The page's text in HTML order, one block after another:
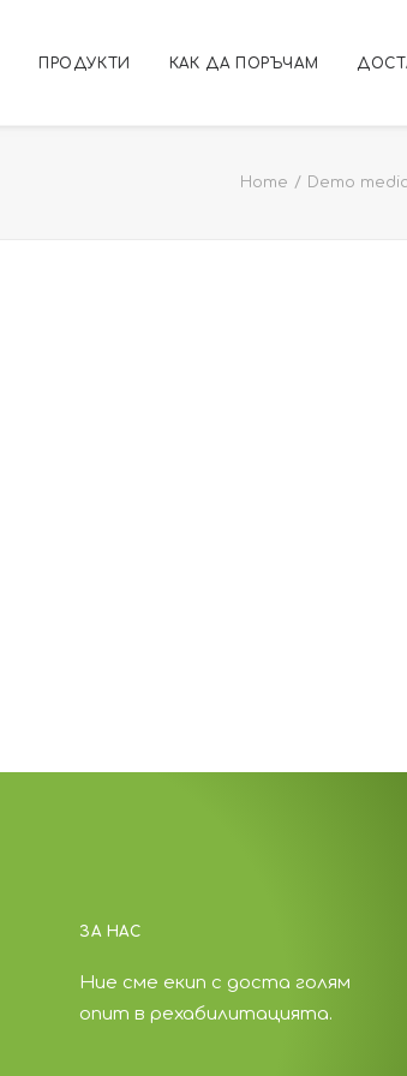
ПРОДУКТИ КАК ДА ПОРЪЧАМ
Home Demo
ЗА НАС
Ние сме екип с доста голям
опит в рехабилитацията.